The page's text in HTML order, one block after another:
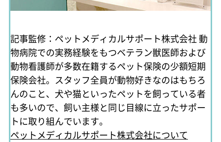
記事監修：ペットメディカルサポート株式会社動
物病院での実務経験をもつベテラン獣医師および
動物看護師が多数在籍するペット保険の少額短期
保険会社。スタッフ全員が動物好きなのはもちろ
んのこと、犬や猫といったペットを飼っている者
も多いので、飼い主様と同じ目線に立ったサポー
トに取り組んでいます。
ペットメディカルサポート株式会社について